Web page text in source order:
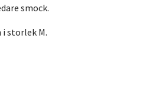
smock.
i storlek M.